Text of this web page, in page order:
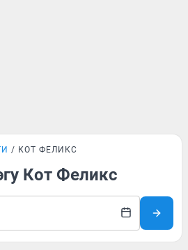
КОТ ФЕЛИКС
Кот Феликс